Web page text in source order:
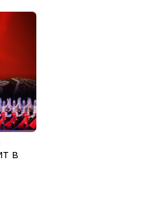
в